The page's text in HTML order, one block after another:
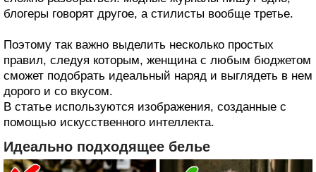
блогеры говорят другое, а стилисты вообще третье.
Поэтому так важно выделить несколько простых
правил, следуя которым, женщина с любым бюджетом
сможет подобрать идеальный наряд и выглядеть в нем
дорого и со вкусом.
В статье используются изображения, созданные с
помощью искусственного интеллекта.
Идеально подходящее белье